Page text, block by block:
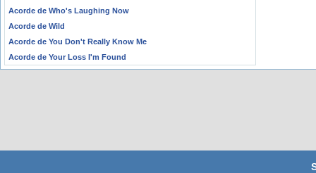
Acorde de Who's Laughing Now
Acorde de Wild
Acorde de You Don't Really Know Me
Acorde de Your Loss I'm Found